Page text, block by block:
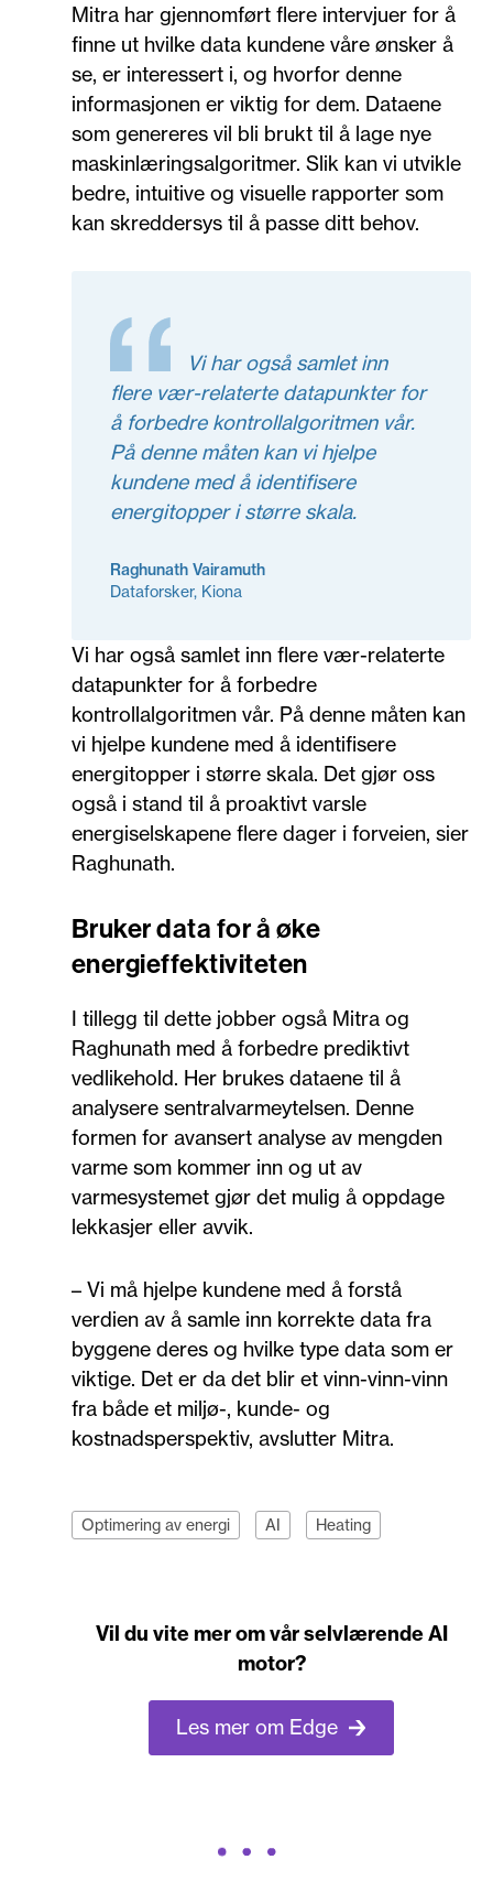
Mitra har gjennomført flere intervjuer for å
finne ut hvilke data kundene våre ønsker å
se, er interessert i, og hvorfor denne
informasjonen er viktig for dem. Dataene
som genereres vil bli brukt til å lage nye
maskinlæringsalgoritmer. Slik kan vi utvikle
bedre, intuitive og visuelle rapporter som
kan skreddersys til å passe ditt behov.
Vi har også samlet inn
flere vær-relaterte datapunkter for
å forbedre kontrollalgoritmen vår.
På denne måten kan vi hjelpe
kundene med å identifisere
energitopper i større skala.
Raghunath Vairamuth
Dataforsker, Kiona
Vi har også samlet inn flere vær-relaterte
datapunkter for å forbedre
kontrollalgoritmen vår. På denne måten kan
vi hjelpe kundene med å identifisere
energitopper i større skala. Det gjør oss
også i stand til å proaktivt varsle
energiselskapene flere dager i forveien, sier
Raghunath.
Bruker data for å øke
energieffektiviteten
I tillegg til dette jobber også Mitra og
Raghunath med å forbedre prediktivt
vedlikehold. Her brukes dataene til å
analysere sentralvarmeytelsen. Denne
formen for avansert analyse av mengden
varme som kommer inn og ut av
varmesystemet gjør det mulig å oppdage
lekkasjer eller avvik.
– Vi må hjelpe kundene med å forstå
verdien av å samle inn korrekte data fra
byggene deres og hvilke type data som er
viktige. Det er da det blir et vinn-vinn-vinn
fra både et miljø-, kunde- og
kostnadsperspektiv, avslutter Mitra.
Optimering av energi AI Heating
Vil du vite mer om vår selvlærende AI
motor?
Les mer om Edge